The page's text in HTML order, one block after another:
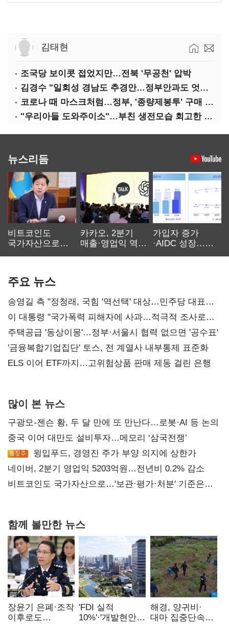
김태현
조국당 보이콧 접었지만…전북 '무공천' 압박
김경수 "일회성 경남도 추경안…정부안과도 엇박자"
코로나 때 마스크처럼…정부, '종량제봉투' 구매 제한
"우리아들 도와주이소"…부친 생전모습 회고한 김부겸
뉴스리듬
비트코인도
국가자산으로…'
카카오, 2분기
매출·영업익 역대
가입자 증가
·AIDC 성장…
주요 뉴스
송영길 측 "정청래, 국힘 '역선택' 대상…민주당 대표로
총선 지휘 못해"
이 대통령 "국가폭력 피해자에 사과…적극적 조사로
진실 밝혀야"
주택공급 '동상이몽'…정부·서울시 협력 없으면 '공수표'
'금융복합기업집단' 토스, 전 계열사 내부통제 표준화
ELS 이어 ETF까지…고위험상품 판매 제동 걸린 은행
많이 본 뉴스
구광모-젠슨 황, 두 달 만에 또 만난다…로봇·AI 등 논의
중국 이어 대만도 설비투자…메모리 ‘삼국전쟁’
윙입푸드, 경영진 주가 부양 의지에 상한가
네이버, 2분기 영업익 5203억원…전년비 0.2% 감소
비트코인도 국가자산으로…'보관·평가·처분' 기준은
함께 볼만한 뉴스
장윤기 은폐·조작
이후로도
'FDI 실적
10%'·'개발현안
해경, 양귀비·
대마 집중단속…